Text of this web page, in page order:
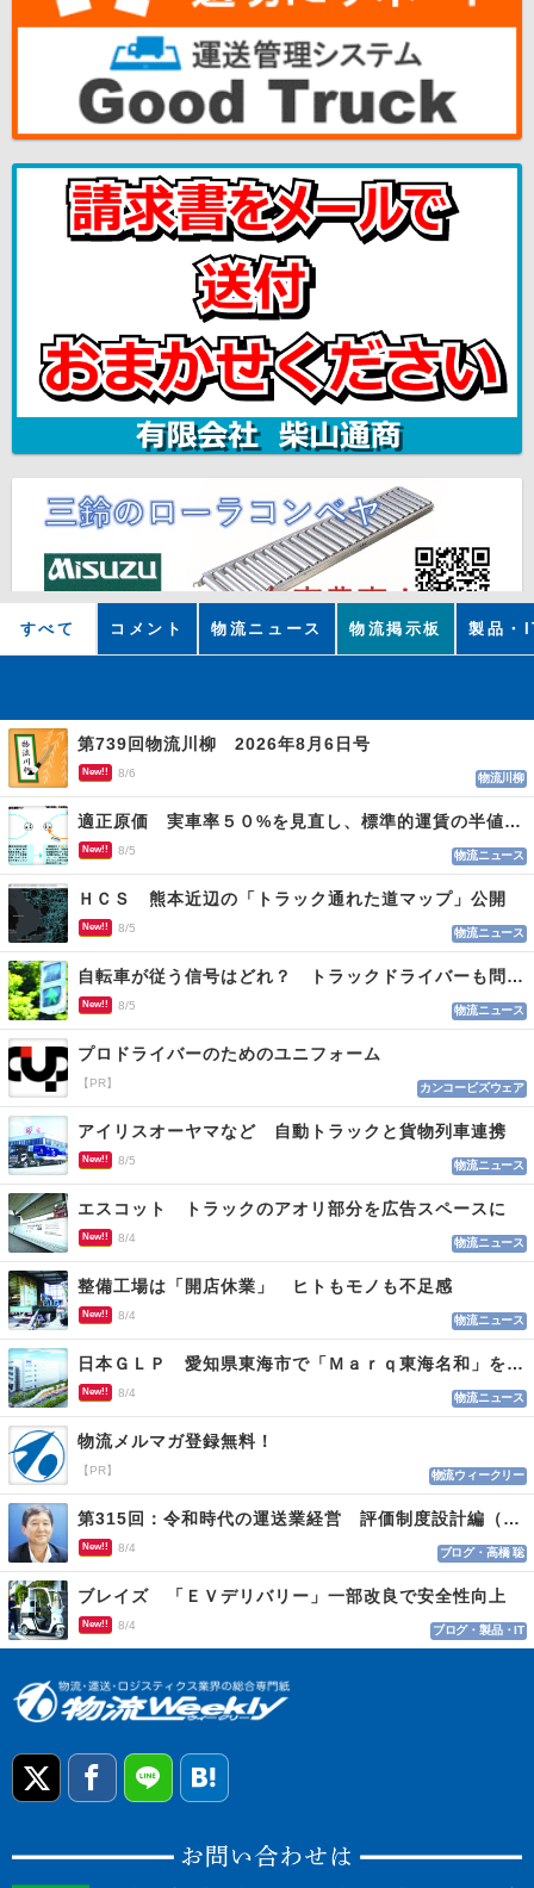
すべて コメント 物流ニュース 物流掲示板 製品・
第739回物流川柳 2026年8月6日号
New!! 8/6 物流川柳
適正原価 実車率５０%を見直し、標準的運賃の半値の恐れも
New!! 8/5 物流ニュース
ＨＣＳ 熊本近辺の「トラック通れた道マップ」公開
New!! 8/5 物流ニュース
自転車が従う信号はどれ？ トラックドライバーも問われる認識
New!! 8/5 物流ニュース
プロドライバーのためのユニフォーム
【PR】 カンコービズウェア
アイリスオーヤマなど 自動トラックと貨物列車連携
New!! 8/5 物流ニュース
エスコット トラックのアオリ部分を広告スペースに
New!! 8/4 物流ニュース
整備工場は「開店休業」 ヒトもモノも不足感
New!! 8/4 物流ニュース
日本ＧＬＰ 愛知県東海市で「Ｍａｒｑ東海名和」を開発
New!! 8/4 物流ニュース
物流メルマガ登録無料！
【PR】 物流ウィークリー
第315回：令和時代の運送業経営 評価制度設計編（１１５）
New!! 8/4 ブログ・高橋 聡
ブレイズ 「ＥＶデリバリー」一部改良で安全性向上
New!! 8/4 ブログ・製品・IT